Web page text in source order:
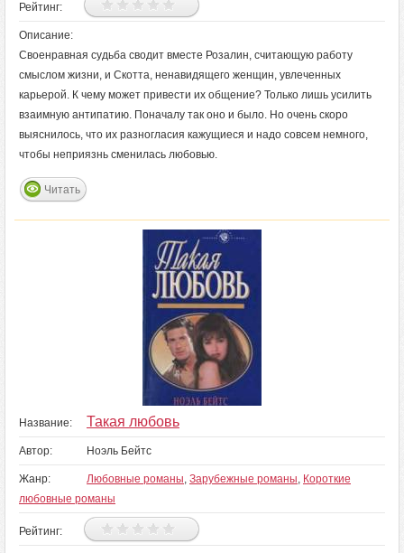
Рейтинг:
Описание:
Своенравная судьба сводит вместе Розалин, считающую работу
смыслом жизни, и Скотта, ненавидящего женщин, увлеченных
карьерой. К чему может привести их общение? Только лишь усилить
взаимную антипатию. Поначалу так оно и было. Но очень скоро
выяснилось, что их разногласия кажущиеся и надо совсем немного,
чтобы неприязнь сменилась любовью.
Читать
Название: Такая любовь
Автор: Ноэль Бейтс
Жанр: Любовные романы, Зарубежные романы, Короткие
любовные романы
Рейтинг: